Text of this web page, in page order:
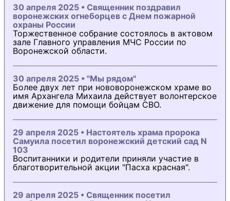
30 апреля 2025 • Священник поздравил
воронежских огнеборцев с Днем пожарной
охраны России
Торжественное собрание состоялось в актовом
зале Главного управления МЧС России по
Воронежской области.
30 апреля 2025 • "Мы рядом"
Более двух лет при нововоронежском храме во
имя Архангела Михаила действует волонтерское
движение для помощи бойцам СВО.
29 апреля 2025 • Настоятель храма пророка
Самуила посетил воронежский детский сад N
103
Воспитанники и родители приняли участие в
благотворительной акции "Пасха красная".
29 апреля 2025 • Священник посетил